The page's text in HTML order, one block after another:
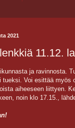
2021
11.12.
ja ravinnosta.
tueksi. Voi esittää myös
aiheeseen liittyen.
noin klo 17.15.,